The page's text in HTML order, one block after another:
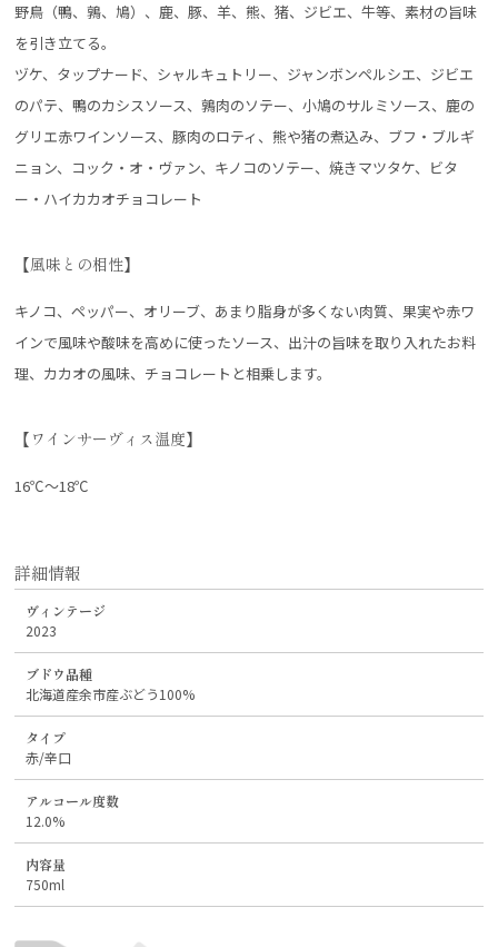
野鳥（鴨、鶉、鳩）、鹿、豚、羊、熊、猪、ジビエ、牛等、素材の旨味
を引き立てる。
ヅケ、タップナード、シャルキュトリー、ジャンボンペルシエ、ジビエ
のパテ、鴨のカシスソース、鶉肉のソテー、小鳩のサルミソース、鹿の
グリエ赤ワインソース、豚肉のロティ、熊や猪の煮込み、ブフ・ブルギ
ニョン、コック・オ・ヴァン、キノコのソテー、焼きマツタケ、ビタ
ー・ハイカカオチョコレート
【風味との相性】
キノコ、ペッパー、オリーブ、あまり脂身が多くない肉質、果実や赤ワ
インで風味や酸味を高めに使ったソース、出汁の旨味を取り入れたお料
理、カカオの風味、チョコレートと相乗します。
【ワインサーヴィス温度】
16℃～18℃
詳細情報
ヴィンテージ
2023
ブドウ品種
北海道産余市産ぶどう100%
タイプ
赤/辛口
アルコール度数
12.0%
内容量
750ml